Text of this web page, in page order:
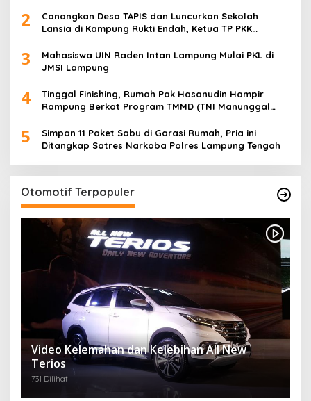
2
Canangkan Desa TAPIS dan Luncurkan Sekolah
Lansia di Kampung Rukti Endah, Ketua TP PKK
Desa
3
Mahasiswa UIN Raden Intan Lampung Mulai PKL di
JMSI Lampung
4
Tinggal Finishing, Rumah Pak Hasanudin Hampir
Rampung Berkat Program TMMD (TNI Manunggal
5
Simpan 11 Paket Sabu di Garasi Rumah, Pria ini
Ditangkap Satres Narkoba Polres Lampung Tengah
Otomotif Terpopuler
Video Kelemahan dan Kelebihan All New
Terios
731 Dilihat